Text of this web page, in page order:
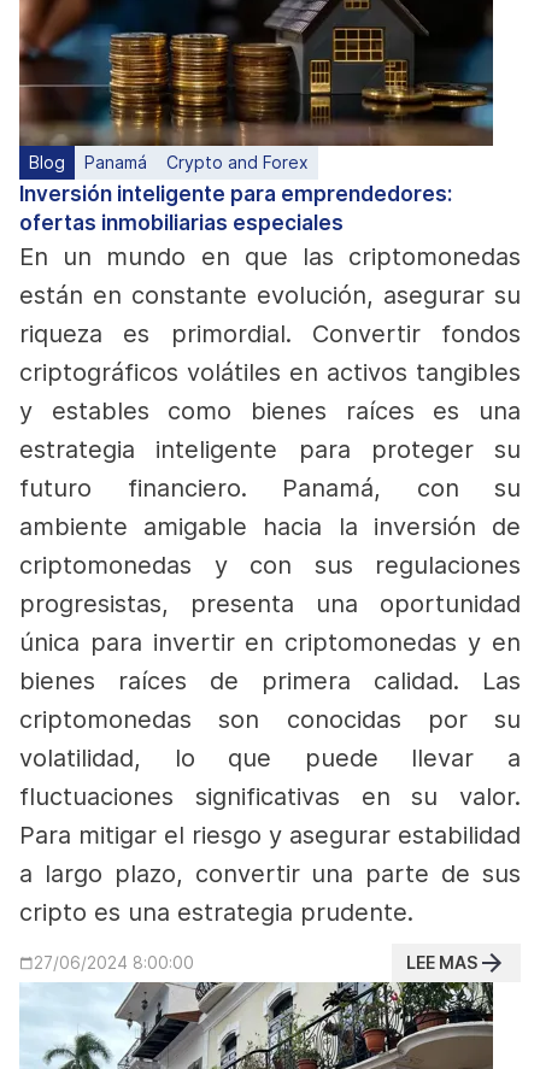
Blog Panamá Crypto and Forex
Inversión inteligente para emprendedores:
ofertas inmobiliarias especiales
En un mundo en que las criptomonedas
están en constante evolución, asegurar su
riqueza es primordial. Convertir fondos
criptográficos volátiles en activos tangibles
y estables como bienes raíces es una
estrategia inteligente para proteger su
futuro financiero. Panamá, con su
ambiente amigable hacia la inversión de
criptomonedas y con sus regulaciones
progresistas, presenta una oportunidad
única para invertir en criptomonedas y en
bienes raíces de primera calidad. Las
criptomonedas son conocidas por su
volatilidad, lo que puede llevar a
fluctuaciones significativas en su valor.
Para mitigar el riesgo y asegurar estabilidad
a largo plazo, convertir una parte de sus
cripto es una estrategia prudente.
27/06/2024 8:00:00 LEE MAS